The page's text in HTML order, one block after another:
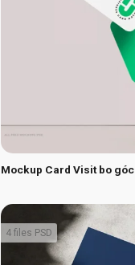
Mockup Card Visit bo góc
4 files PSD